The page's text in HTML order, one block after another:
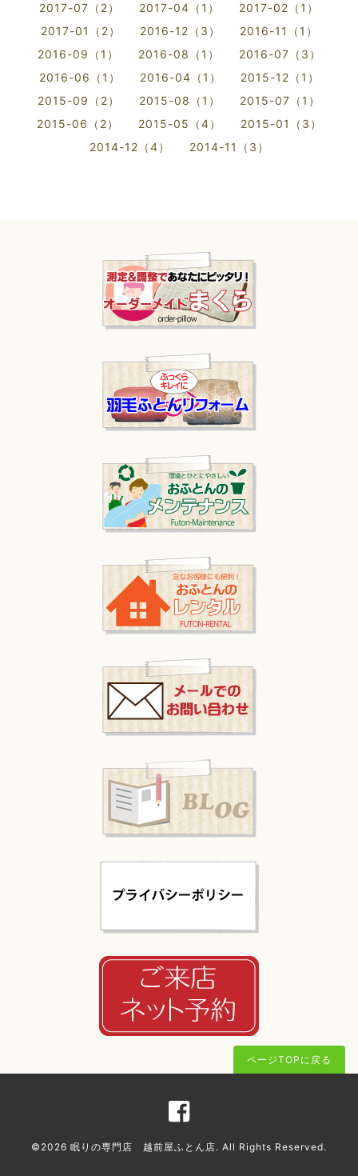
2017-07（2）
2017-04（1）
2017-02（1）
2017-01（2）
2016-12（3）
2016-11（1）
2016-09（1）
2016-08（1）
2016-07（3）
2016-06（1）
2016-04（1）
2015-12（1）
2015-09（2）
2015-08（1）
2015-07（1）
2015-06（2）
2015-05（4）
2015-01（3）
2014-12（4）
2014-11（3）
ページTOPに戻る
©2026 眠りの専門店 越前屋ふとん店. All Rights Reserved.